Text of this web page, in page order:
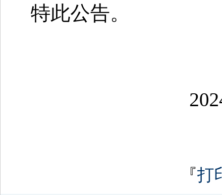
特此公告。
2024年5
『打